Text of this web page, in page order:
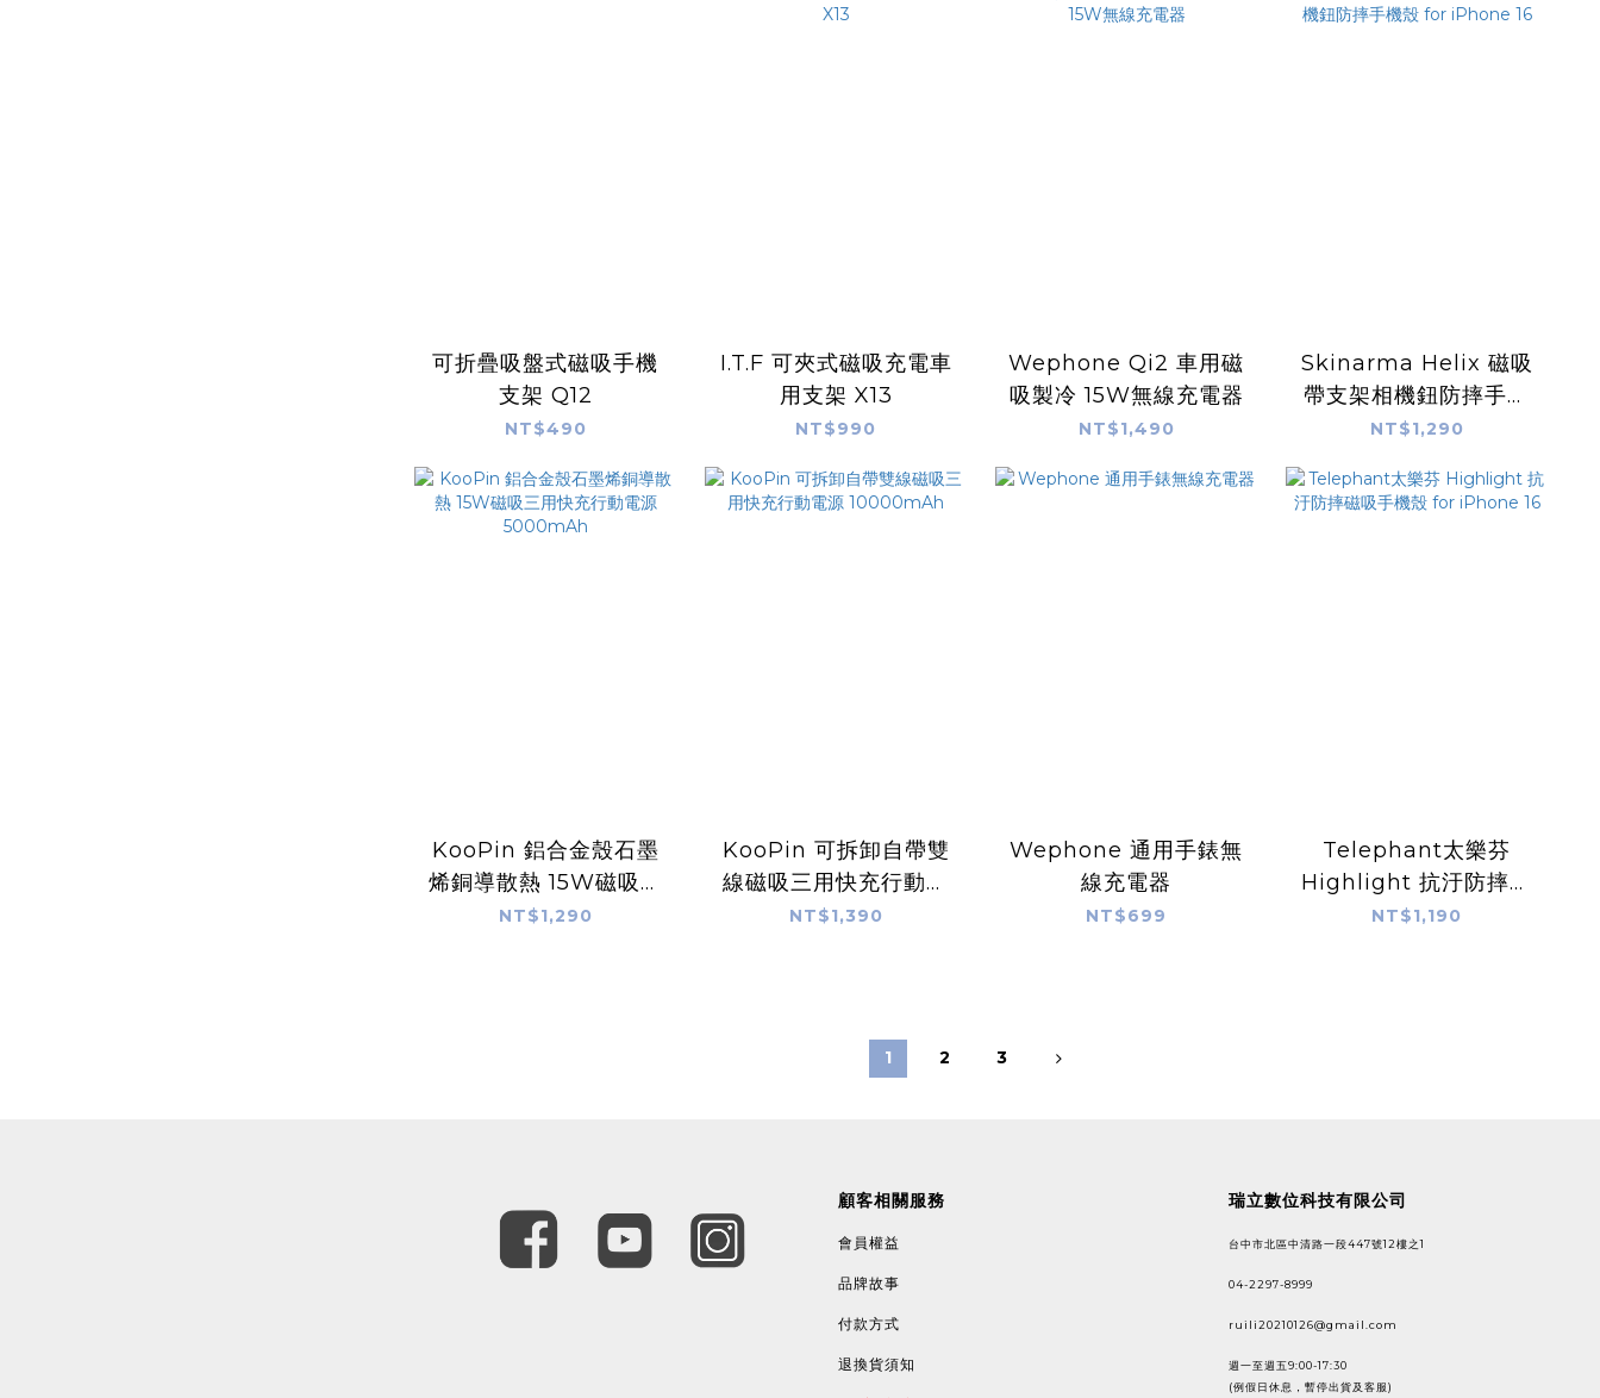
可折疊吸盤式磁吸手機
支架 Q12
NT$490
I.T.F 可夾式磁吸充電車
用支架 X13
NT$990
Wephone Qi2 車用磁
吸製冷 15W無線充電器
NT$1,490
Skinarma Helix 磁吸
帶支架相機鈕防摔手機
殼 for iPhone 16
NT$1,290
KooPin 鋁合金殼石墨
烯銅導散熱 15W磁吸三
用快充行動電源
NT$1,290
KooPin 可拆卸自帶雙
線磁吸三用快充行動電
源 10000mAh
NT$1,390
Wephone 通用手錶無
線充電器
NT$699
Telephant太樂芬
Highlight 抗汙防摔磁
吸手機殼 for iPhone
NT$1,190
1 2 3
顧客相關服務
會員權益
品牌故事
付款方式
退換貨須知
瑞立數位科技有限公司
台中市北區中清路一段447號12樓之1
04-2297-8999
ruili20210126@gmail.com
週一至週五9:00-17:30
(例假日休息，暫停出貨及客服)